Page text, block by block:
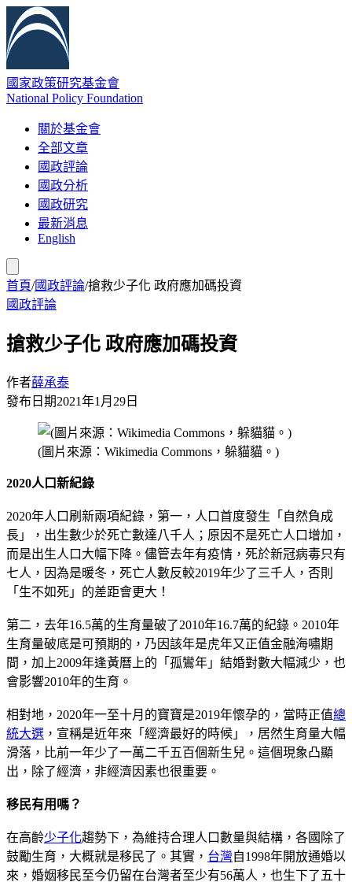
國家政策研究基金會
National Policy Foundation
關於基金會
全部文章
國政評論
國政分析
國政研究
最新消息
English
首頁/國政評論/搶救少子化 政府應加碼投資
國政評論
搶救少子化 政府應加碼投資
作者薛承泰
發布日期2021年1月29日
(圖片來源：Wikimedia Commons，躲貓貓。)
2020人口新紀錄
2020年人口刷新兩項紀錄，第一，人口首度發生「自然負成
長」，出生數少於死亡數達八千人；原因不是死亡人口增加，
而是出生人口大幅下降。儘管去年有疫情，死於新冠病毒只有
七人，因為是暖冬，死亡人數反較2019年少了三千人，否則
「生不如死」的差距會更大！
第二，去年16.5萬的生育量破了2010年16.7萬的紀錄。2010年
生育量破底是可預期的，乃因該年是虎年又正值金融海嘯期
間，加上2009年逢黃曆上的「孤鸞年」結婚對數大幅減少，也
會影響2010年的生育。
相對地，2020年一至十月的寶寶是2019年懷孕的，當時正值總
統大選 ，宣稱是近年來「經濟最好的時候」，居然生育量大幅
滑落，比前一年少了一萬二千五百個新生兒。這個現象凸顯
出，除了經濟，非經濟因素也很重要。
移民有用嗎？
在高齡少子化趨勢下，為維持合理人口數量與結構，各國除了
鼓勵生育，大概就是移民了。其實， 台灣自1998年開放通婚以
來，婚姻移民至今仍留在台灣者至少有56萬人，也生下了五十